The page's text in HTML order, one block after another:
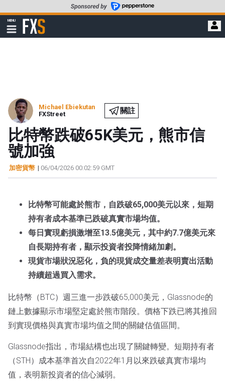
至
要
MENU
顯
示
FXStreet
Michael Ebiekutan
FXStreet
關註
比特幣跌破65K美元，熊市信
號加強
加密貨幣 | 06/04/2026 00:02:59 GMT
比特幣可能處於熊市，自跌破65,000美元以來，短期
持有者成本基準已跌破真實市場均值。
每日實現虧損激增至13.5億美元，其中約7.7億美元來
自長期持有者，顯示投資者投降情緒加劇。
現貨市場狀況惡化，負的現貨成交量差表明賣出活動
持續超過買入需求。
比特幣（BTC）週三進一步跌破65,000美元，Glassnode的
鏈上數據顯示市場堅定處於熊市階段。價格下跌已將其推回
到實現價格與真實市場均值之間的關鍵估值區間。
Glassnode指出，市場結構也出現了關鍵轉變。短期持有者
（STH）成本基準首次自2022年1月以來跌破真實市場均
值，表明新投資者的信心減弱。